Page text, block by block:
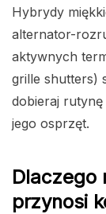
Hybrydy
alternator-
aktywnych
grille shutters)
dobieraj rutynę
jego osprzęt.
Dlaczego
przynosi